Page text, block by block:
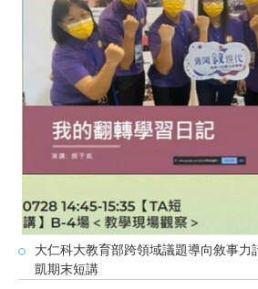
大仁科大教育部跨領域議題導向敘事力
凱期末短講